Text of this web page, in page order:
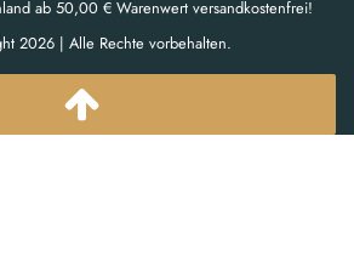
ab 50,00 € Warenwert versandkostenfrei!
2026 | Alle Rechte vorbehalten.